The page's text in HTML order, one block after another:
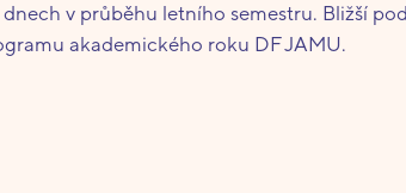
v průběhu letního semestru. Bližší
akademického roku DF JAMU.